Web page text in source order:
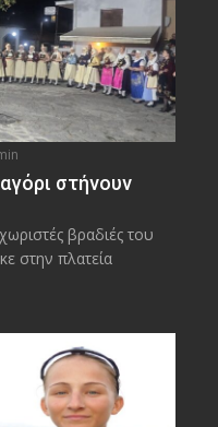
στήνουν
βραδιές του
στην πλατεία